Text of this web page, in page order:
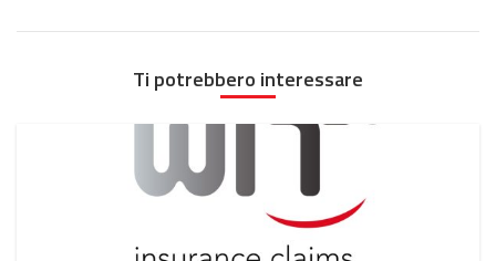
Ti potrebbero interessare